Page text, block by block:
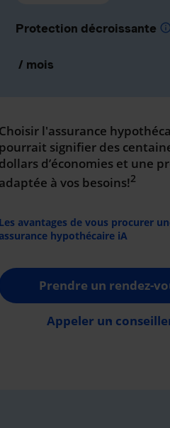
Protection décroissante info
/ mois
Choisir l'assurance
pourrait signifier des
dollars d’économies et une
adaptée à vos besoins!2
Les avantages de vous procurer
assurance hypothécaire iA
Prendre un rendez-
Appeler un